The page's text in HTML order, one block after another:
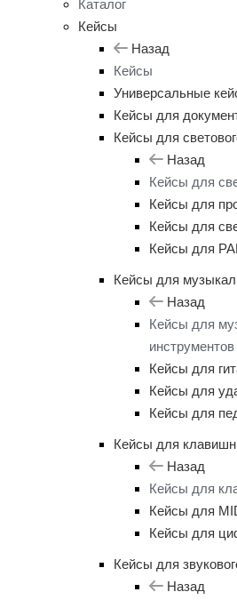
Каталог
Кейсы
Назад
Кейсы
Универсальные
Кейсы для
Кейсы для
Назад
Кейсы для
Кейсы для
Кейсы для
Кейсы для
Кейсы для
Назад
Кейсы для
инструментов
Кейсы для
Кейсы для
Кейсы для
Кейсы для
Назад
Кейсы для
Кейсы для
Кейсы для
Кейсы для
Назад